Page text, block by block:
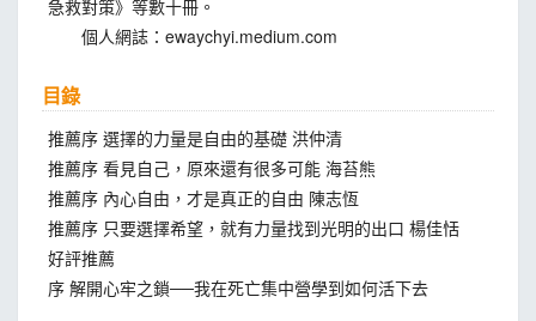
急救對策》等數十冊。
個人網誌：ewaychyi.medium.com
目錄
​推薦序 選擇的力量是自由的基礎 洪仲清
推薦序 看見自己，原來還有很多可能 海苔熊
推薦序 內心自由，才是真正的自由 陳志恆
推薦序 只要選擇希望，就有力量找到光明的出口 楊佳恬
好評推薦
序 解開心牢之鎖──我在死亡集中營學到如何活下去